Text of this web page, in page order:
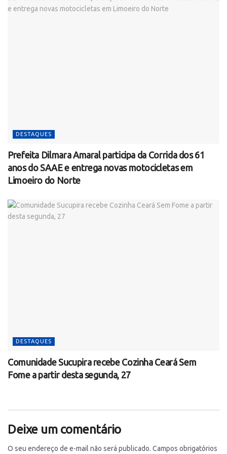
DESTAQUES
Prefeita Dilmara Amaral participa da Corrida dos 61
anos do SAAE e entrega novas motocicletas em
Limoeiro do Norte
DESTAQUES
Comunidade Sucupira recebe Cozinha Ceará Sem
Fome a partir desta segunda, 27
Deixe um comentário
O seu endereço de e-mail não será publicado. Campos obrigatórios